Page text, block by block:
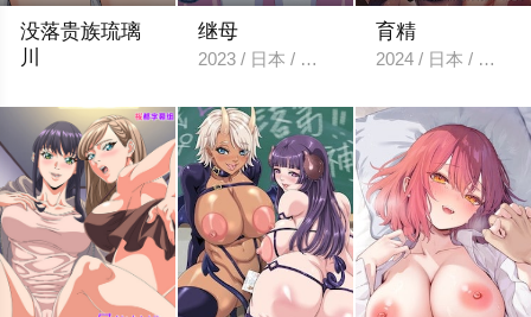
没落贵族琉璃
川
继母
2023 / 日本 / 里番动漫
育精
2024 / 日本 / 动画,